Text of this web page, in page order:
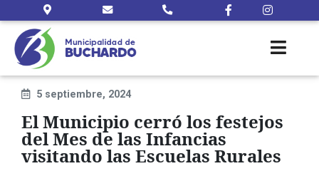
5 septiembre, 2024
El Municipio cerró los festejos
del Mes de las Infancias
visitando las Escuelas Rurales